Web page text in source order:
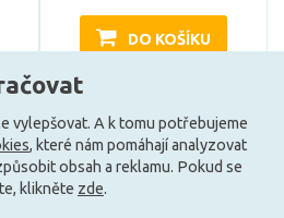
DO KOŠÍKU
Může být u Vás 16. 9.
vylepšovat. A k tomu potřebujeme
, které nám pomáhají analyzovat
obsah a reklamu. Pokud se
klikněte zde.